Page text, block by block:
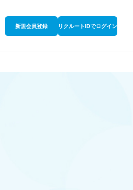
新規会員登録 リクルートIDでログイン